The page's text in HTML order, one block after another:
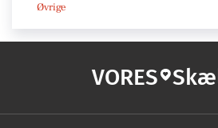
Øvrige
VORES